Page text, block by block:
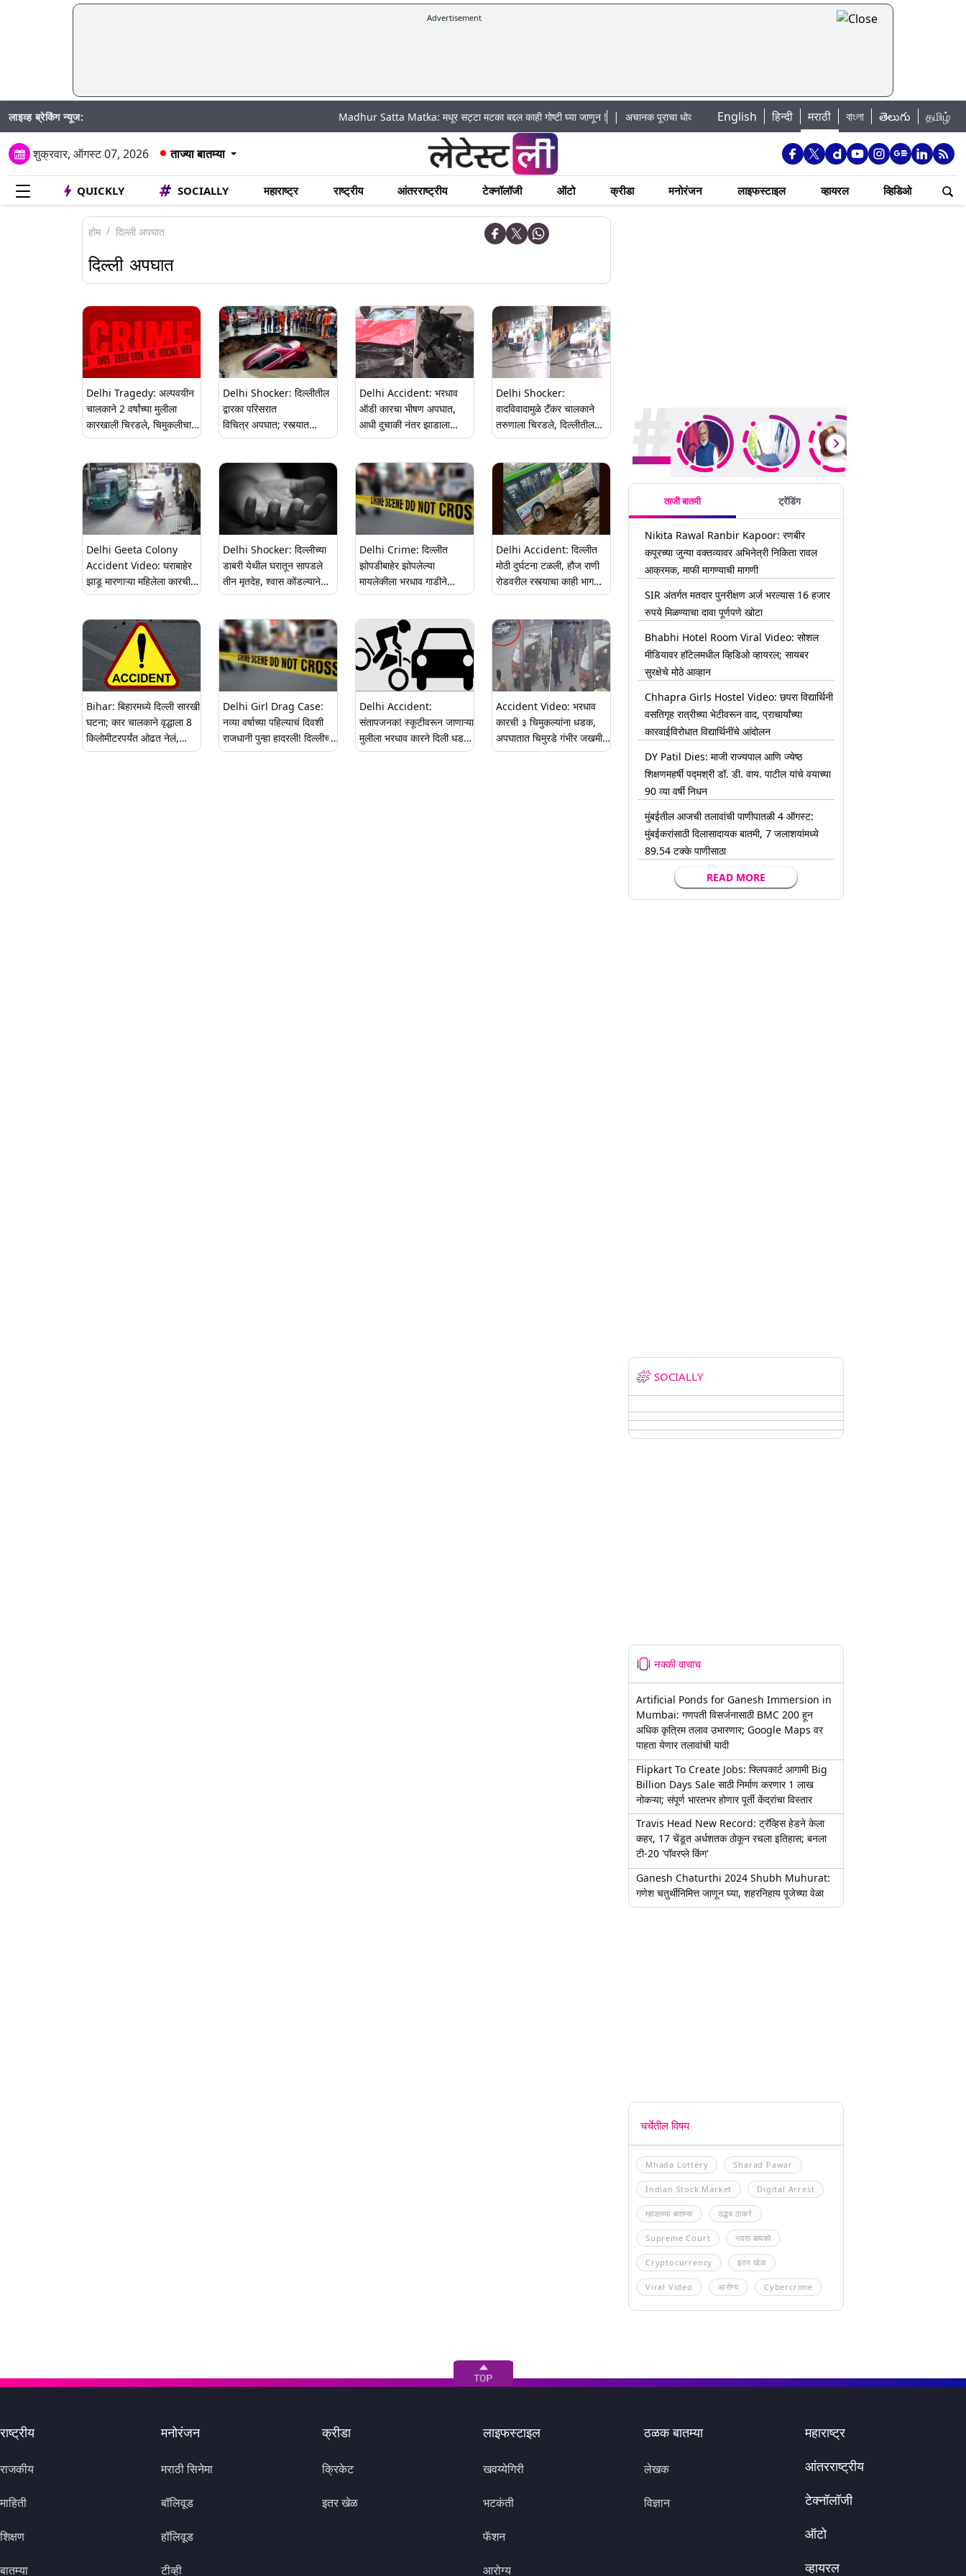
Advertisement
लाइव्ह ब्रेकिंग न्यूज: Madhur Satta Matka: मधूर सट्टा मटका बद्दल काही गोष्टी घ्या जाणून !|अचानक पूराचा धोका: खडकवासला धरणातून मुठानदी पात्रात विसर्ग सुरु; नागरिकांना नदीपात्रात न
English हिन्दी मराठी বাংলা తెలుగు தமிழ்
शुक्रवार, ऑगस्ट 07, 2026 ताज्या बातम्या
QUICKLY SOCIALLY महाराष्ट्र राष्ट्रीय आंतरराष्ट्रीय टेक्नॉलॉजी ऑटो क्रीडा मनोरंजन लाइफस्टाइल व्हायरल व्हिडिओ
होम दिल्ली अपघात
दिल्ली अपघात
Delhi Tragedy: अल्पवयीन
चालकाने 2 वर्षांच्या मुलीला
कारखाली चिरडले, चिमुकलीचा
मृत्यू; दिल्ली येथील पहाडगंज
Delhi Shocker: दिल्लीतील
द्वारका परिसरात
विचित्र अपघात; रस्त्यात
अचानक खड्ड्या पडल्याने संपूर्ण
खड्ड्यात (Video)
Delhi Accident: भरधाव
ऑडी कारचा भीषण अपघात,
आधी दुचाकी नंतर झाडाला
धडक; तीन जण जखमी,
Delhi Shocker:
वादविवादामुळे टॅंकर चालकाने
तरुणाला चिरडले, दिल्लीतील
धक्कादाय घटना (Watch
Delhi Geeta Colony
Accident Video: घराबाहेर
झाडू मारणाऱ्या महिलेला कारची
धडक, जागेवरच मृत्यू; घटना
Delhi Shocker: दिल्लीच्या
डाबरी येथील घरातून सापडले
तीन मृतदेह, श्वास कोंडल्याने
मृत्यू झाल्याचा संशय
Delhi Crime: दिल्लीत
झोपडीबाहेर झोपलेल्या
मायलेकीला भरधाव गाडीने
उडविले
Delhi Accident: दिल्लीत
मोठी दुर्घटना टळली, हौज राणी
रोडवरील रस्त्याचा काही भाग
खचला
Bihar: बिहारमध्ये दिल्ली सारखी
घटना; कार चालकाने वृद्धाला 8
किलोमीटरपर्यंत ओढत नेलं,
मृतदेह बोनेटमध्ये अडकला
Delhi Girl Drag Case:
नव्या वर्षाच्या पहिल्याचं दिवशी
राजधानी पुन्हा हादरली! दिल्लीच्या
रस्त्यावर तरुणीला ८ किमी
Delhi Accident:
संतापजनक! स्कूटीवरून जाणाऱ्या
मुलीला भरधाव कारने दिली धडक;
4 किलोमीटर फरफटत नेल्यानंतर
Accident Video: भरधाव
कारची ३ चिमुकल्यांना धडक,
अपघातात चिमुरडे गंभीर जखमी;
पहा काळजाचा ठोका चुकवणारा
ताजी बातमी ट्रेंडिंग
Nikita Rawal Ranbir Kapoor: रणबीर
कपूरच्या जुन्या वक्तव्यावर अभिनेत्री निकिता रावल
आक्रमक, माफी मागण्याची मागणी
SIR अंतर्गत मतदार पुनरीक्षण अर्ज भरल्यास 16 हजार
रुपये मिळण्याचा दावा पूर्णपणे खोटा
Bhabhi Hotel Room Viral Video: सोशल
मीडियावर हॉटेलमधील व्हिडिओ व्हायरल; सायबर
सुरक्षेचे मोठे आव्हान
Chhapra Girls Hostel Video: छपरा विद्यार्थिनी
वसतिगृह रात्रीच्या भेटीवरून वाद, प्राचार्यांच्या
कारवाईविरोधात विद्यार्थिनींचे आंदोलन
DY Patil Dies: माजी राज्यपाल आणि ज्येष्ठ
शिक्षणमहर्षी पद्मश्री डॉ. डी. वाय. पाटील यांचे वयाच्या
90 व्या वर्षी निधन
मुंबईतील आजची तलावांची पाणीपातळी 4 ऑगस्ट:
मुंबईकरांसाठी दिलासादायक बातमी, 7 जलाशयांमध्ये
89.54 टक्के पाणीसाठा
READ MORE
SOCIALLY
नक्की वाचाच
Artificial Ponds for Ganesh Immersion in
Mumbai: गणपती विसर्जनासाठी BMC 200 हून
अधिक कृत्रिम तलाव उभारणार; Google Maps वर
पाहता येणार तलावांची यादी
Flipkart To Create Jobs: फ्लिपकार्ट आगामी Big
Billion Days Sale साठी निर्माण करणार 1 लाख
नोकऱ्या; संपूर्ण भारतभर होणार पूर्ती केंद्रांचा विस्तार
Travis Head New Record: ट्रॅव्हिस हेडने केला
कहर, 17 चेंडूत अर्धशतक ठोकून रचला इतिहास; बनला
टी-20 'पॉवरप्ले किंग'
Ganesh Chaturthi 2024 Shubh Muhurat:
गणेश चतुर्थीनिमित्त जाणून घ्या, शहरनिहाय पूजेच्या वेळा
चर्चेतील विषय
Mhada Lottery Sharad Pawar
Indian Stock Market Digital Arrest
म्हाडाच्या बातम्या उद्धव ठाकरे
Supreme Court नवरा बायको
Cryptocurrency इतर खेळ
Viral Video आरोग्य Cybercrime
राष्ट्रीय
राजकीय
माहिती
शिक्षण
बातम्या
मनोरंजन
मराठी सिनेमा
बॉलिवूड
हॉलिवूड
टीव्ही
क्रीडा
क्रिकेट
इतर खेळ
लाइफस्टाइल
खवय्येगिरी
भटकंती
फॅशन
आरोग्य
ठळक बातम्या
लेखक
विज्ञान
महाराष्ट्र
आंतरराष्ट्रीय
टेक्नॉलॉजी
ऑटो
व्हायरल